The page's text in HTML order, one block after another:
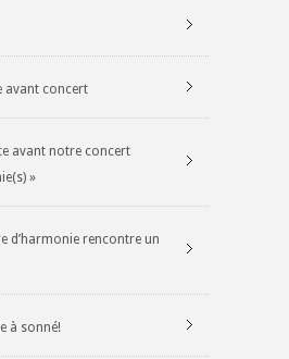
avant concert
avant notre concert
»
d’harmonie rencontre un
à sonné!